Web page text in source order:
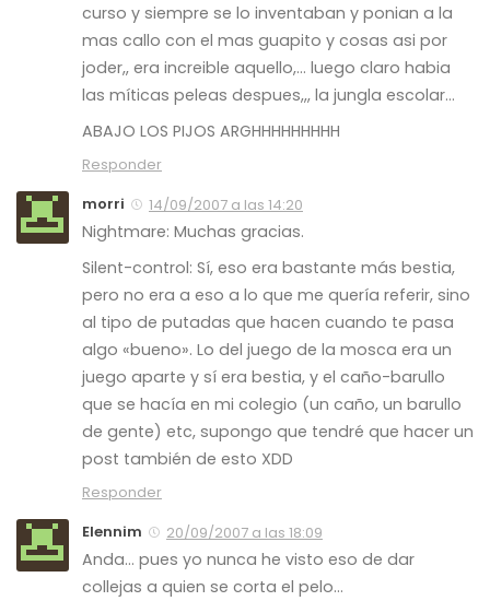
curso y siempre se lo inventaban y ponian a la
mas callo con el mas guapito y cosas asi por
joder,, era increible aquello,… luego claro habia
las míticas peleas despues,,, la jungla escolar…
ABAJO LOS PIJOS ARGHHHHHHHHH
Responder
morri
14/09/2007 a las 14:20
Nightmare: Muchas gracias.
Silent-control: Sí, eso era bastante más bestia,
pero no era a eso a lo que me quería referir, sino
al tipo de putadas que hacen cuando te pasa
algo «bueno». Lo del juego de la mosca era un
juego aparte y sí era bestia, y el caño-barullo
que se hacía en mi colegio (un caño, un barullo
de gente) etc, supongo que tendré que hacer un
post también de esto XDD
Responder
Elennim
20/09/2007 a las 18:09
Anda… pues yo nunca he visto eso de dar
collejas a quien se corta el pelo…